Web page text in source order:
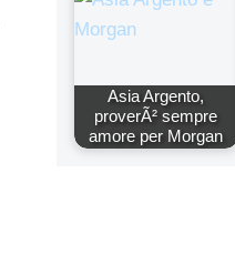
Asia Argento,
proverÃ² sempre
amore per Morgan